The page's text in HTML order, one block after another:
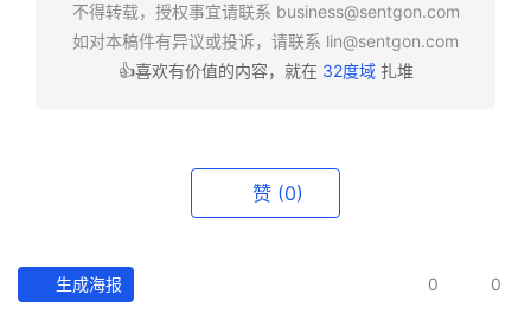
产
不得转载，授权事宜请联系 business@sentgon.com
如对本稿件有异议或投诉，请联系 lin@sentgon.com
👍喜欢有价值的内容，就在 32度域扎堆
赞 (0)
生成海报 0 0